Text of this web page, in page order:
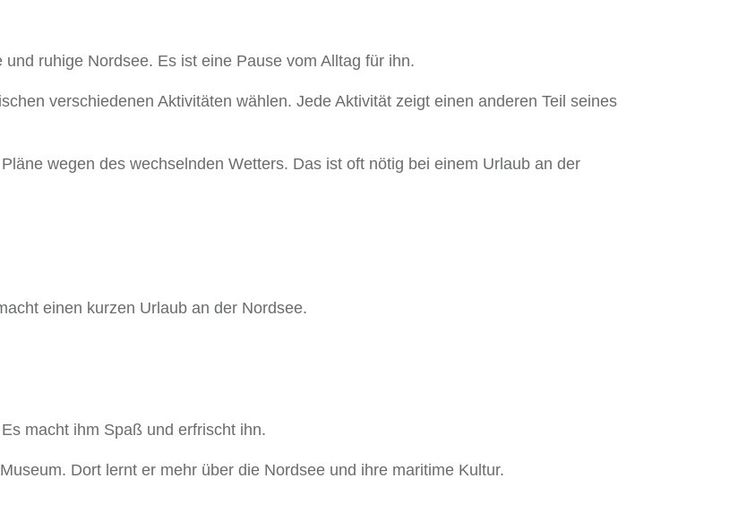
ruhige Nordsee. Es ist eine Pause vom Alltag für ihn.
verschiedenen Aktivitäten wählen. Jede Aktivität zeigt einen anderen Teil seines
wegen des wechselnden Wetters. Das ist oft nötig bei einem Urlaub an der
einen kurzen Urlaub an der Nordsee.
macht ihm Spaß und erfrischt ihn.
Dort lernt er mehr über die Nordsee und ihre maritime Kultur.